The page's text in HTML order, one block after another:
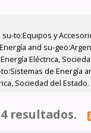
y
and su-
Eléctrica,
de Energía
Sociedad del
resultados.